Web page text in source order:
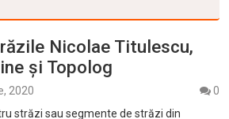
Nicolae Titulescu,
şi Topolog
2020
0
străzi sau segmente de străzi din